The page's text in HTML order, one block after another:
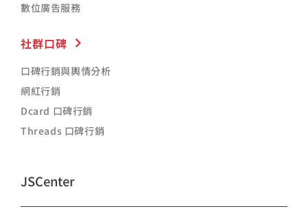
數位廣告服務
社群口碑
口碑行銷與輿情分析
網紅行銷
Dcard 口碑行銷
Threads 口碑行銷
JSCenter